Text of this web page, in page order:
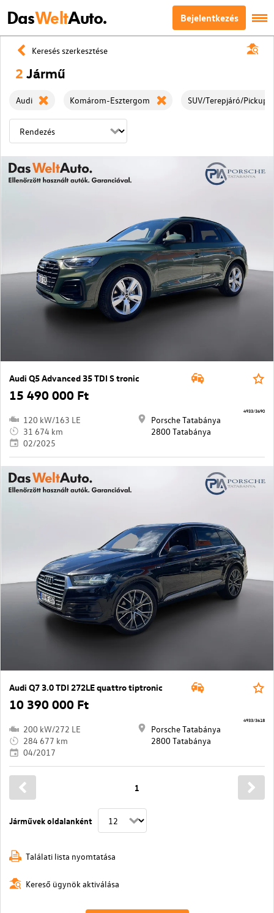
DasWeltAuto. Bejelentkezés
Keresés szerkesztése
2 Jármű
Audi Komárom-Esztergom SUV/Terepjáró/Pickup
Audi Q5 Advanced 35 TDI S tronic
15 490 000 Ft
120 kW/163 LE
31 674 km
02/2025
Porsche Tatabánya
2800 Tatabánya
4933/3690
Audi Q7 3.0 TDI 272LE quattro tiptronic
10 390 000 Ft
200 kW/272 LE
284 677 km
04/2017
Porsche Tatabánya
2800 Tatabánya
4933/3618
Járművek oldalanként
1
Találati lista nyomtatása
Kereső ügynök aktiválása